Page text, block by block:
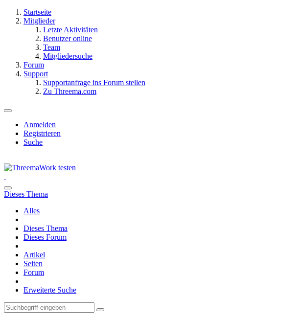
Startseite
Mitglieder
Letzte Aktivitäten
Benutzer online
Team
Mitgliedersuche
Forum
Support
Supportanfrage ins Forum stellen
Zu Threema.com
Anmelden
Registrieren
Suche
Dieses Thema
Alles
Dieses Thema
Dieses Forum
Artikel
Seiten
Forum
Erweiterte Suche